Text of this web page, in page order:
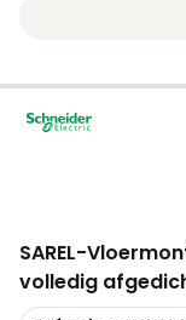
SAREL-
volledig